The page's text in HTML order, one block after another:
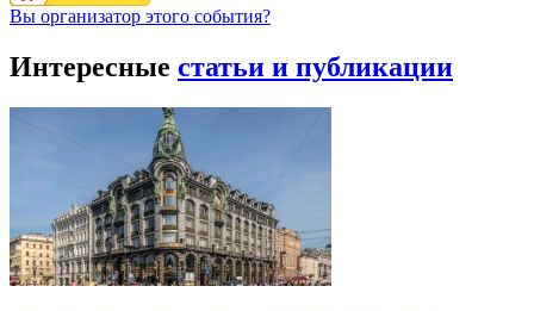
Вы организатор этого события?
Интересные статьи и публикации